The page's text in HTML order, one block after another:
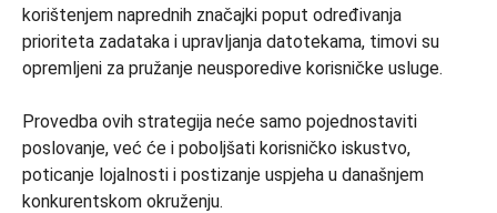
korištenjem naprednih značajki poput određivanja
prioriteta zadataka i upravljanja datotekama, timovi su
opremljeni za pružanje neusporedive korisničke usluge.
Provedba ovih strategija neće samo pojednostaviti
poslovanje, već će i poboljšati korisničko iskustvo,
poticanje lojalnosti i postizanje uspjeha u današnjem
konkurentskom okruženju.